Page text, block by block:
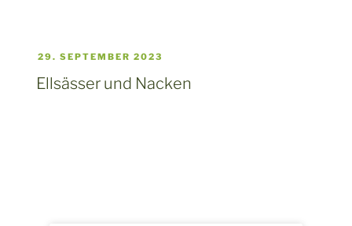
29. SEPTEMBER 2023
Ellsässer und Nacken